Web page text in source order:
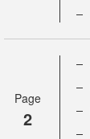
Page
2